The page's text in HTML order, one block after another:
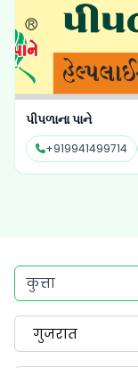
પીપળાના પાને
+919941499714
कुत्ता
गुजरात